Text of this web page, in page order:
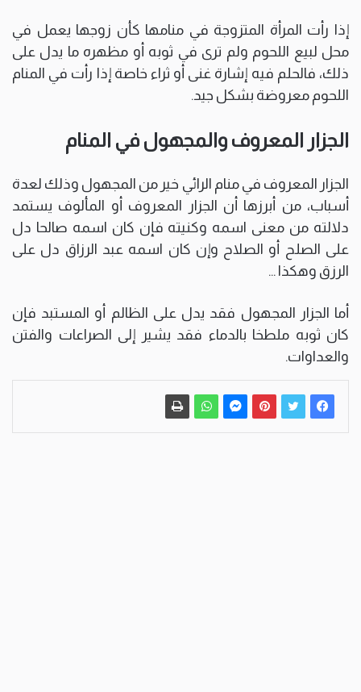
إذا رأت المرأة المتزوجة في منامها كأن زوجها يعمل في
محل لبيع اللحوم ولم ترى في ثوبه أو مظهره ما يدل على
ذلك، فالحلم فيه إشارة غنى أو ثراء خاصة إذا رأت في المنام
اللحوم معروضة بشكل جيد.
الجزار المعروف والمجهول في المنام
الجزار المعروف في منام الرائي خير من المجهول وذلك لعدة
أسباب، من أبرزها أن الجزار المعروف أو المألوف يستمد
دلالته من معنى اسمه وكنيته فإن كان اسمه صالحا دل
على الصلح أو الصلاح وإن كان اسمه عبد الرزاق دل على
الرزق وهكذا …
أما الجزار المجهول فقد يدل على الظالم أو المستبد فإن
كان ثوبه ملطخا بالدماء فقد يشير إلى الصراعات والفتن
والعداوات.